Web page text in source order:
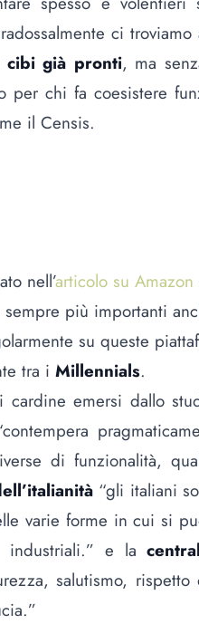
ci
cibi già pronti, ma
per chi fa coesistere
il Censis.
nell’articolo su Amazon
più importanti
su queste
tra i Millennials.
cardine emersi dallo
di funzionalità,
“gli italiani
varie forme in cui si
industriali.” e la
salutismo,